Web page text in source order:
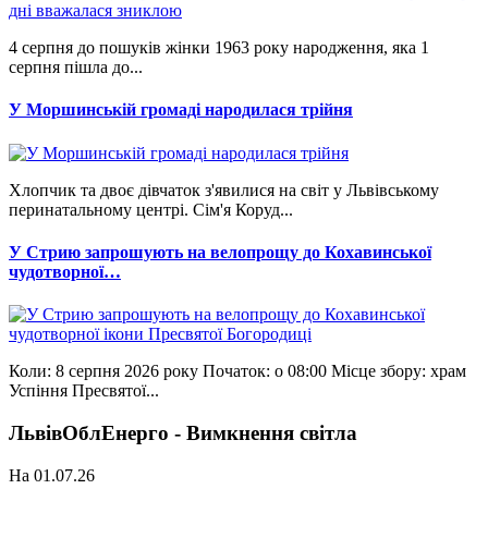
4 серпня до пошуків жінки 1963 року народження, яка 1
серпня пішла до...
У Моршинській громаді народилася трійня
Хлопчик та двоє дівчаток з'явилися на світ у Львівському
перинатальному центрі. Сім'я Коруд...
У Стрию запрошують на велопрощу до Кохавинської
чудотворної…
Коли: 8 серпня 2026 року Початок: о 08:00 Місце збору: храм
Успіння Пресвятої...
ЛьвівОблЕнерго - Вимкнення світла
На 01.07.26